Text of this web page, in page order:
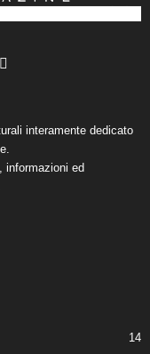
interamente dedicato
informazioni ed
14